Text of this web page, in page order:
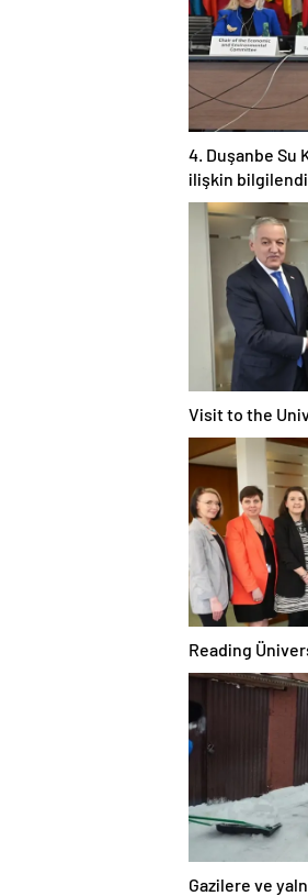
4. Duşanbe Su
ilişkin
Visit to the
Reading
Gazilere ve